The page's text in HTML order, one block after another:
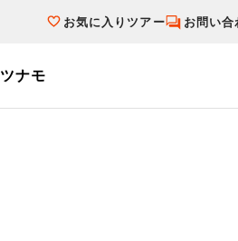
お気に入りツアー お問い合
ツナモ